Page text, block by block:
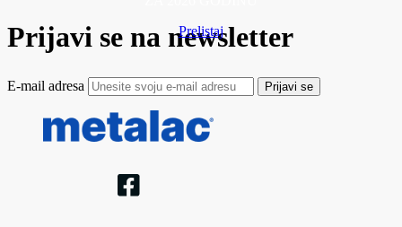
Prelistaj
Prijavi se na newsletter
E-mail adresa Prijavi se